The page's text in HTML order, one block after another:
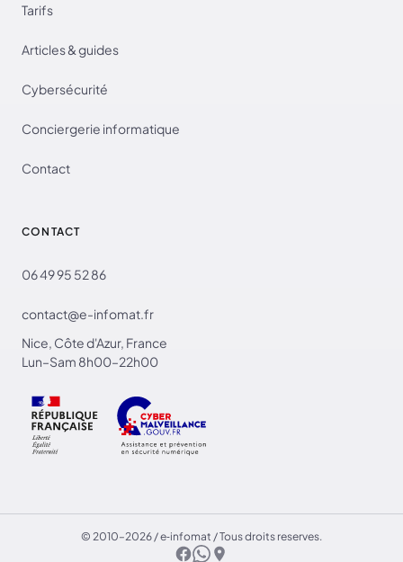
Tarifs
Articles & guides
Cybersécurité
Conciergerie informatique
Contact
CONTACT
06 49 95 52 86
contact@e-infomat.fr
Nice, Côte d'Azur, France
Lun–Sam 8h00–22h00
© 2010–2026 / e‑infomat / Tous droits reserves.